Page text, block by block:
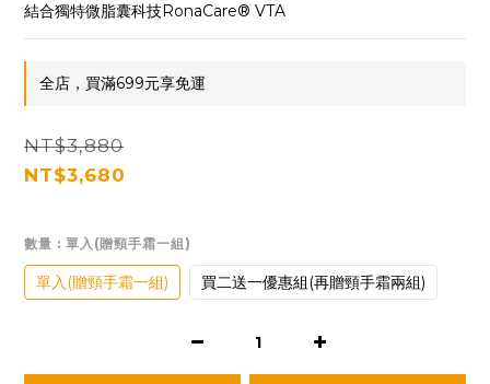
結合獨特微脂囊科技RonaCare® VTA
全店，買滿699元享免運
NT$3,880
NT$3,680
數量 : 單入(贈頸手霜一組)
單入(贈頸手霜一組) 買二送一優惠組(再贈頸手霜兩組)